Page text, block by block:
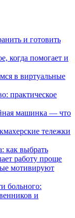
и готовить
когда помогает и
в виртуальные
практическое
машинка — что
тележки
как выбрать
работу проще
мотивируют
больного:
и